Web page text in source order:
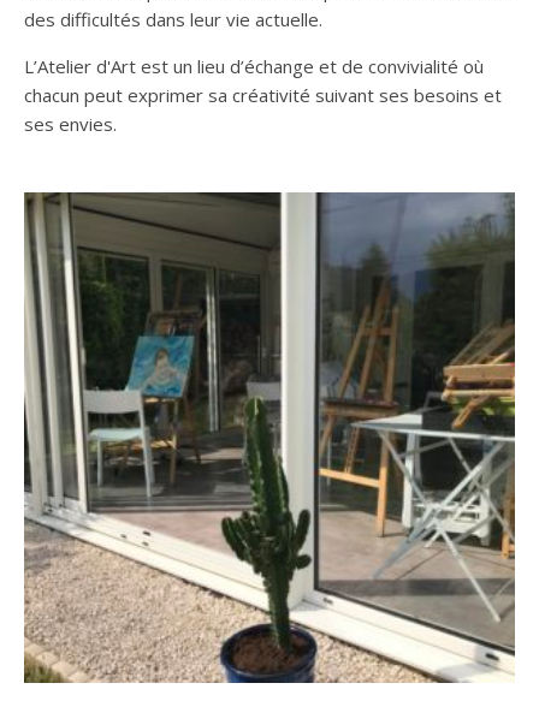
des difficultés dans leur vie actuelle.
L’Atelier d'Art est un lieu d’échange et de convivialité où
chacun peut exprimer sa créativité suivant ses besoins et
ses envies.